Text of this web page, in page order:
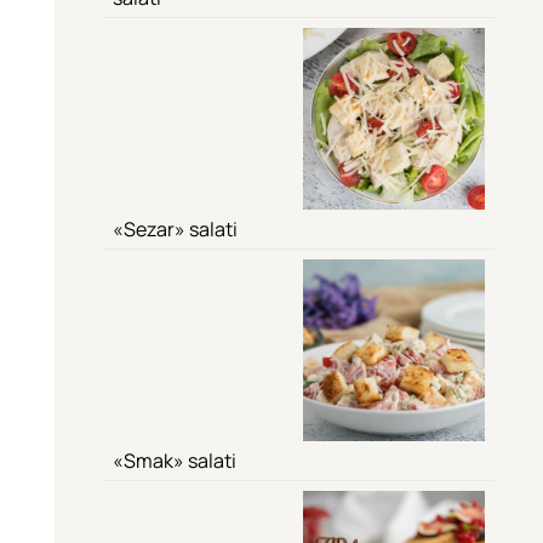
«Sezar» salati
«Smak» salati